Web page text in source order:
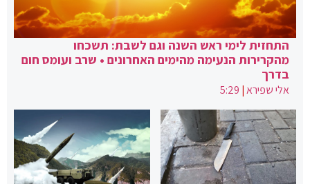
התחזית לימי ראש השנה וגם לשבת: תשכחו
מהקרירות הנעימה מהימים האחרונים • שרב ועומס חום
בדרך
אלי שפירא|
5:29